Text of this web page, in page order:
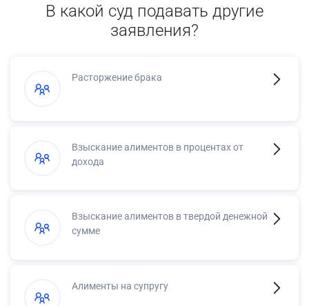
В какой суд подавать другие
заявления?
Расторжение брака
Взыскание алиментов в процентах от
дохода
Взыскание алиментов в твердой денежной
сумме
Алименты на супругу